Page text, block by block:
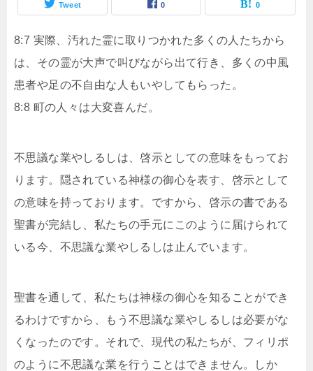
Tweet 0 0
8:7 実際、汚れた霊に取りつかれた多くの人たちから
は、その霊が大声で叫びながら出て行き、多くの中風
患者や足の不自由な人もいやしてもらった。
8:8 町の人々は大変喜んだ。
不思議な業やしるしは、啓示としての意味をもってお
ります。隠されている神様の御心を表す、啓示として
の意味を持っております。ですから、啓示の書である
聖書が完結し、私たちの手元にこのように届けられて
いる今、不思議な業やしるしは止んでいます。
聖書を通して、私たちは神様の御心を知ることができ
るわけですから、もう不思議な業やしるしは必要がな
くなったのです。それで、現代の私たちが、フィリポ
のように不思議な業を行うことはできません。しか